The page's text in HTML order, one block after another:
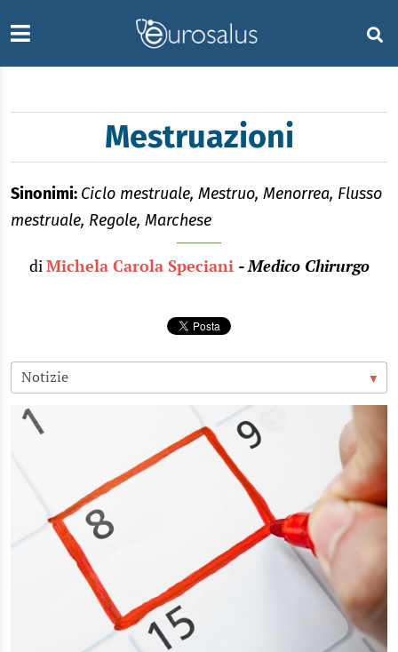
Mestruazioni
Sinonimi: Ciclo mestruale, Mestruo, Menorrea, Flusso
mestruale, Regole, Marchese
diMichela Carola Speciani - Medico Chirurgo